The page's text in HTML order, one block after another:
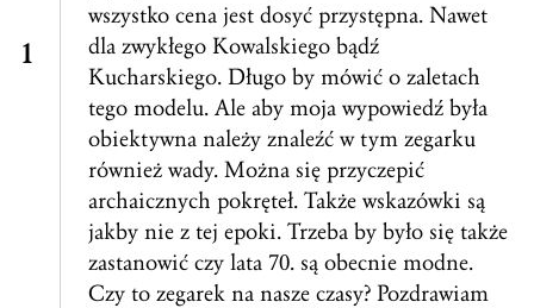
wszystko cena jest dosyć przystępna. Nawet
dla zwykłego Kowalskiego bądź
Kucharskiego. Długo by mówić o zaletach
tego modelu. Ale aby moja wypowiedź była
obiektywna należy znaleźć w tym zegarku
również wady. Można się przyczepić
archaicznych pokręteł. Także wskazówki są
jakby nie z tej epoki. Trzeba by było się także
zastanowić czy lata 70. są obecnie modne.
Czy to zegarek na nasze czasy? Pozdrawiam